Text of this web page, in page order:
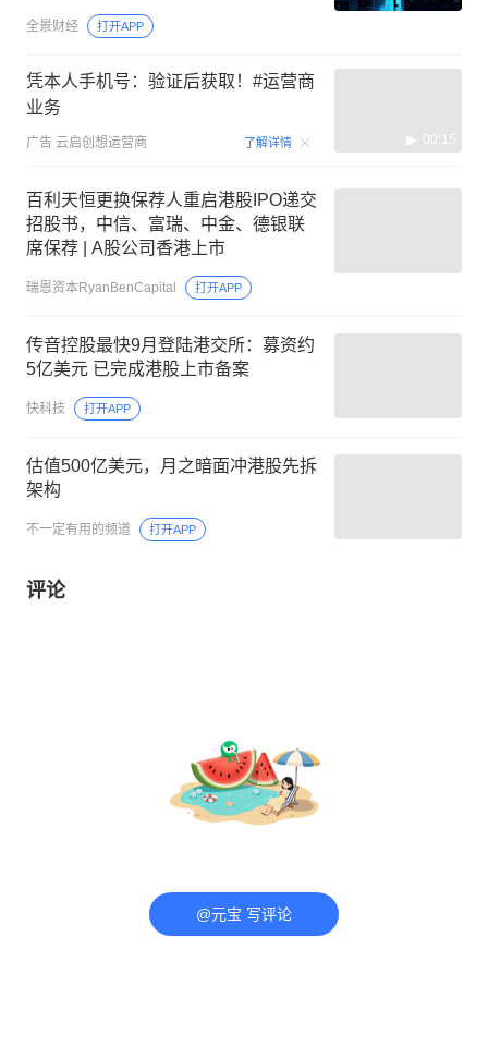
全景财经 打开APP
凭本人手机号：验证后获取！#运营商
业务
广告 云启创想运营商 了解详情 00:15
百利天恒更换保荐人重启港股IPO递交
招股书，中信、富瑞、中金、德银联
席保荐 | A股公司香港上市
瑞恩资本RyanBenCapital 打开APP
传音控股最快9月登陆港交所：募资约
5亿美元 已完成港股上市备案
快科技 打开APP
估值500亿美元，月之暗面冲港股先拆
架构
不一定有用的频道 打开APP
评论
@元宝 写评论